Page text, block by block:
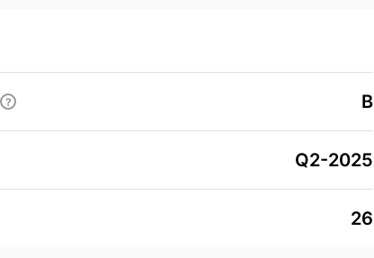
? B
Q2-2025
26